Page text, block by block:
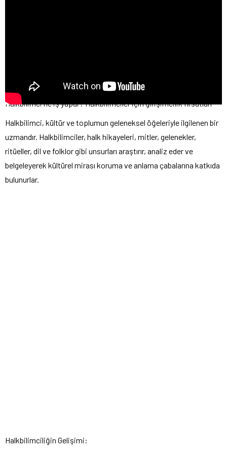
Halkbilimci ne iş yapar? Halkbilimciler için girişimcilik fırsatları
Halkbilimci, kültür ve toplumun geleneksel öğeleriyle ilgilenen bir
uzmandır. Halkbilimciler, halk hikayeleri, mitler, gelenekler,
ritüeller, dil ve folklor gibi unsurları araştırır, analiz eder ve
belgeleyerek kültürel mirası koruma ve anlama çabalarına katkıda
bulunurlar.
Halkbilimciliğin Gelişimi: